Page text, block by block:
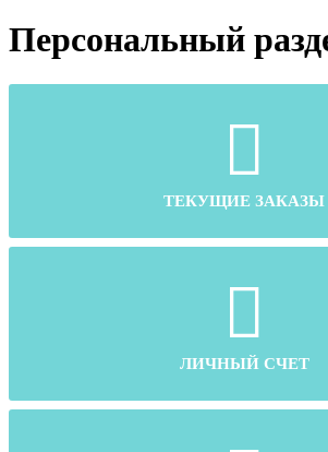
Персональный
ТЕКУЩИЕ ЗАКАЗЫ
ЛИЧНЫЙ СЧЕТ